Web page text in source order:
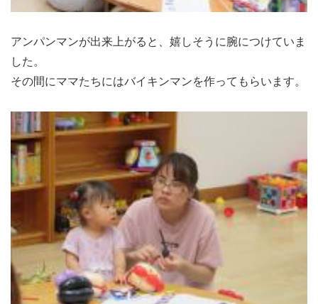
アンパンマンが出来上がると、嬉しそうに腕につけていま
した。
その間にママたちにはバイキンマンを作ってもらいます。